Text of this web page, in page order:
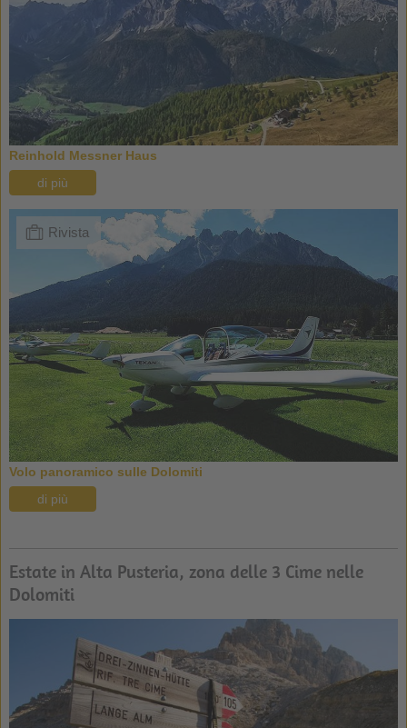
Reinhold Messner Haus
di più
Rivista
Volo panoramico sulle Dolomiti
di più
Estate in Alta Pusteria, zona delle 3 Cime nelle
Dolomiti